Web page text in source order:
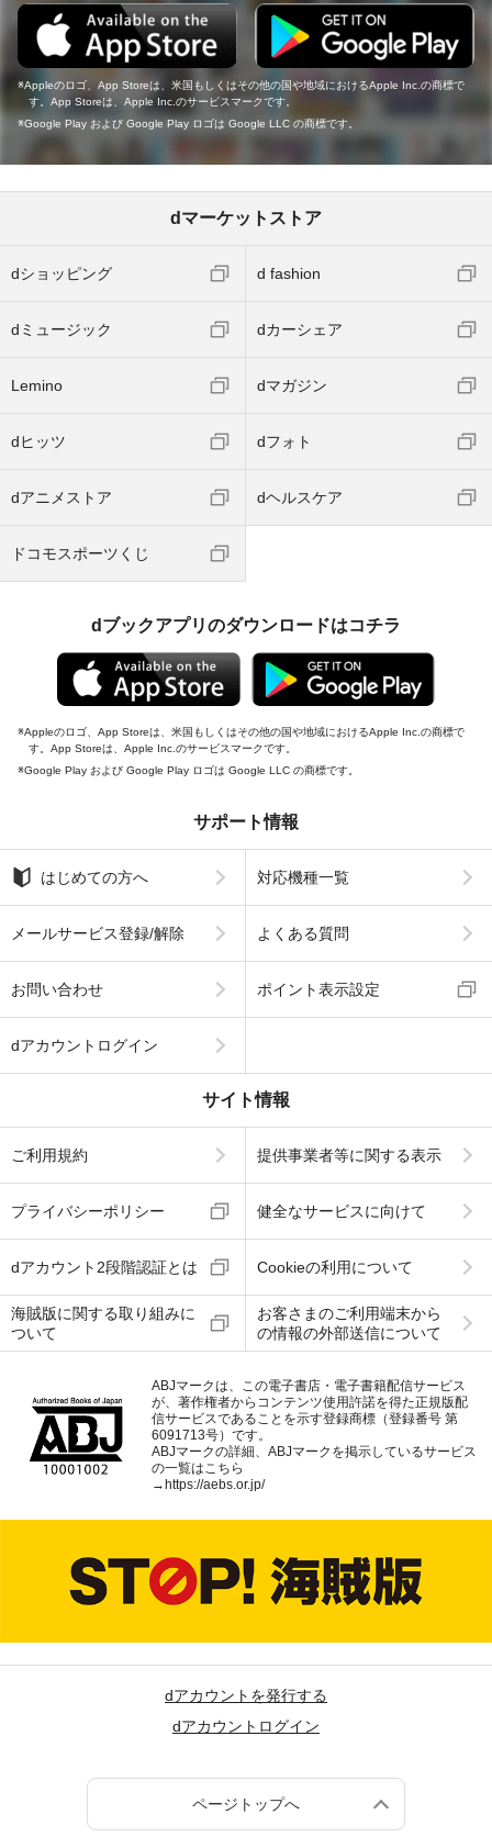
Appleのロゴ、App Storeは、米国もしくはその他の国や地域におけるApple Inc.の商標で
す。App Storeは、Apple Inc.のサービスマークです。
Google Play および Google Play ロゴは Google LLC の商標です。
dマーケットストア
dショッピング d fashion
dミュージック dカーシェア
Lemino dマガジン
dヒッツ dフォト
dアニメストア dヘルスケア
ドコモスポーツくじ
dブックアプリのダウンロードはコチラ
Appleのロゴ、App Storeは、米国もしくはその他の国や地域におけるApple Inc.の商標で
す。App Storeは、Apple Inc.のサービスマークです。
Google Play および Google Play ロゴは Google LLC の商標です。
サポート情報
はじめての方へ 対応機種一覧
メールサービス登録/解除 よくある質問
お問い合わせ ポイント表示設定
dアカウントログイン
サイト情報
ご利用規約 提供事業者等に関する表示
プライバシーポリシー 健全なサービスに向けて
dアカウント2段階認証とは Cookieの利用について
海賊版に関する取り組みに
ついて
お客さまのご利用端末から
の情報の外部送信について
ABJマークは、この電子書店・電子書籍配信サービス
が、著作権者からコンテンツ使用許諾を得た正規版配
信サービスであることを示す登録商標（登録番号 第
6091713号）です。
ABJマークの詳細、ABJマークを掲示しているサービス
の一覧はこちら
→ https://aebs.or.jp/
dアカウントを発行する
dアカウントログイン
ページトップへ